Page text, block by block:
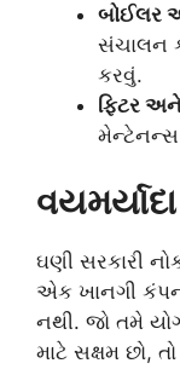
બોઈલર
સંચાલન
કરવું.
ફિટર
મેન્ટેનન્સ
ઘણી સરકારી
એક ખાનગી
નથી. જો તમે
માટે સક્ષમ છો,